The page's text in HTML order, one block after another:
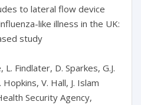
to lateral flow device
like illness in the UK:
study
Findlater, D. Sparkes, G.J.
Hopkins, V. Hall, J. Islam
Security Agency,